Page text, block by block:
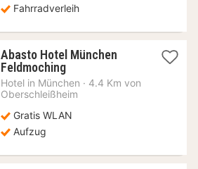
Fahrradverleih
Abasto Hotel München
Feldmoching1
Nacht
ab
€
Hotel in München · 4.4 Km von
Oberschleißheim
Gratis WLAN
Aufzug